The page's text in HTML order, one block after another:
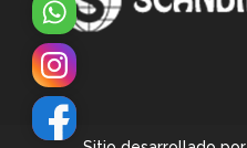
WhatsApp
Instagram
Facebook